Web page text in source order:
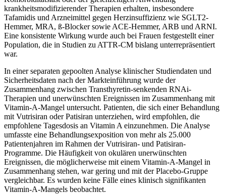
krankheitsmodifizierender Therapien erhalten, insbesondere
Tafamidis und Arzneimittel gegen Herzinsuffizienz wie SGLT2-
Hemmer, MRA, ß-Blocker sowie ACE-Hemmer, ARB und ARNI.
Eine konsistente Wirkung wurde auch bei Frauen festgestellt einer
Population, die in Studien zu ATTR-CM bislang unterrepräsentiert
war.
In einer separaten gepoolten Analyse klinischer Studiendaten und
Sicherheitsdaten nach der Markteinführung wurde der
Zusammenhang zwischen Transthyretin-senkenden RNAi-
Therapien und unerwünschten Ereignissen im Zusammenhang mit
Vitamin-A-Mangel untersucht. Patienten, die sich einer Behandlung
mit Vutrisiran oder Patisiran unterziehen, wird empfohlen, die
empfohlene Tagesdosis an Vitamin A einzunehmen. Die Analyse
umfasste eine Behandlungsexposition von mehr als 25.000
Patientenjahren im Rahmen der Vutrisiran- und Patisiran-
Programme. Die Häufigkeit von okulären unerwünschten
Ereignissen, die möglicherweise mit einem Vitamin-A-Mangel in
Zusammenhang stehen, war gering und mit der Placebo-Gruppe
vergleichbar. Es wurden keine Fälle eines klinisch signifikanten
Vitamin-A-Mangels beobachtet.